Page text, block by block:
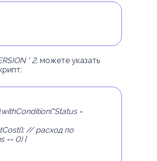
* 2, можете указать
=
// расходпо
== 0) {